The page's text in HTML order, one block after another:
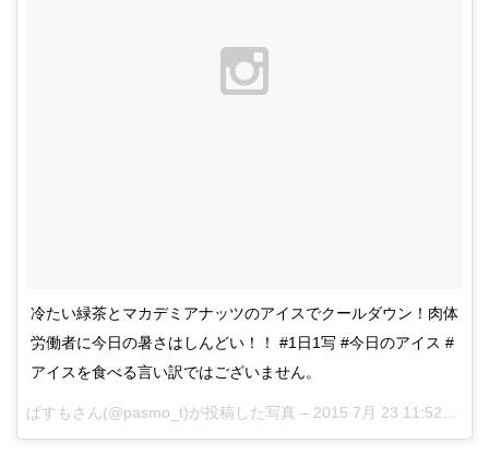
冷たい緑茶とマカデミアナッツのアイスでクールダウン！肉体
労働者に今日の暑さはしんどい！！ #1日1写 #今日のアイス #
アイスを食べる言い訳ではございません。
ぱすもさん(@pasmo_t)が投稿した写真 – 2015 7月 23 11:52午後 PDT